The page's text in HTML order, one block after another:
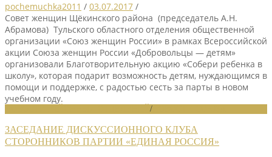
pochemuchka2011 / 03.07.2017 /
Совет женщин Щёкинского района (председатель А.Н.
Абрамова) Тульского областного отделения общественной
организации «Союз женщин России» в рамках Всероссийской
акции Союза женщин России «Добровольцы — детям»
организовали Благотворительную акцию «Собери ребенка в
школу», которая подарит возможность детям, нуждающимся в
помощи и поддержке, с радостью сесть за парты в новом
учебном году.
/
ЗАСЕДАНИЕ ДИСКУССИОННОГО КЛУБА
СТОРОННИКОВ ПАРТИИ «ЕДИНАЯ РОССИЯ»